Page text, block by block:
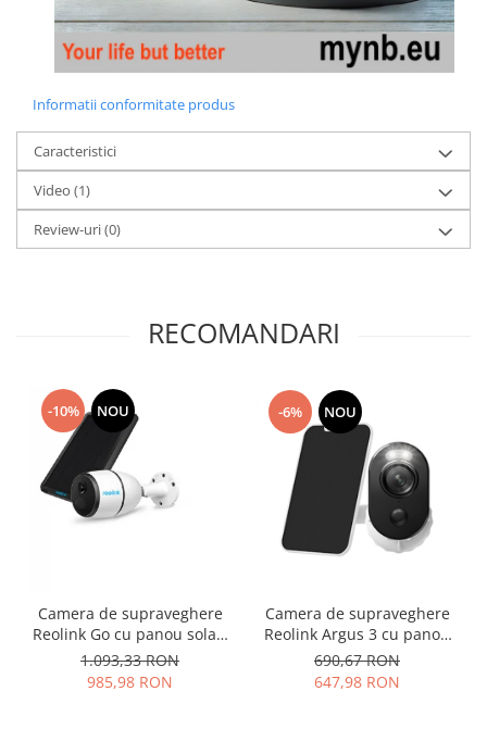
Informatii conformitate produs
Caracteristici
Video (1)
Review-uri(0)
RECOMANDARI
-10% NOU
Camera de supraveghere
Reolink Go cu panou solar,
baterie reincarcabila, 4G -
LTE, rezolutie Full HD,
senzor de miscare
1.093,33 RON
985,98 RON
-6% NOU
Camera de supraveghere
Reolink Argus 3 cu panou
solar, baterie reincarcabila,
WIFI, vedere nocturna color
si reflector LED, rezolutie
690,67 RON
647,98 RON